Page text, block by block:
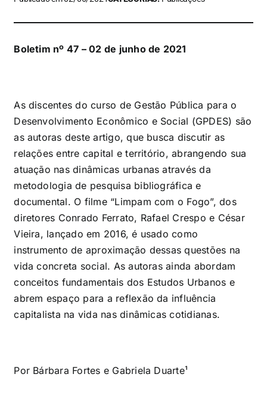
Boletim nº 47 – 02 de junho de 2021
As discentes do curso de Gestão Pública para o
Desenvolvimento Econômico e Social (GPDES) são
as autoras deste artigo, que busca discutir as
relações entre capital e território, abrangendo sua
atuação nas dinâmicas urbanas através da
metodologia de pesquisa bibliográfica e
documental. O filme “Limpam com o Fogo”, dos
diretores Conrado Ferrato, Rafael Crespo e César
Vieira, lançado em 2016, é usado como
instrumento de aproximação dessas questões na
vida concreta social. As autoras ainda abordam
conceitos fundamentais dos Estudos Urbanos e
abrem espaço para a reflexão da influência
capitalista na vida nas dinâmicas cotidianas.
Por Bárbara Fortes e Gabriela Duarte¹